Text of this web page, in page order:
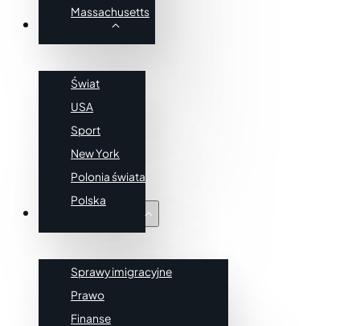
Massachusetts
Świat
USA
Sport
New York
Polonia świata
Polska
Sprawy imigracyjne
Prawo
Finanse